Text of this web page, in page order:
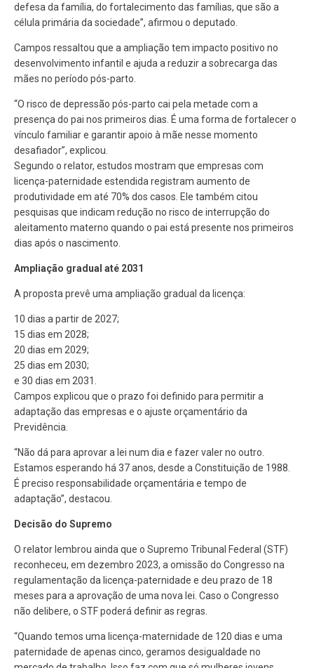
defesa da família, do fortalecimento das famílias, que são a
célula primária da sociedade”, afirmou o deputado.
Campos ressaltou que a ampliação tem impacto positivo no
desenvolvimento infantil e ajuda a reduzir a sobrecarga das
mães no período pós-parto.
“O risco de depressão pós-parto cai pela metade com a
presença do pai nos primeiros dias. É uma forma de fortalecer o
vínculo familiar e garantir apoio à mãe nesse momento
desafiador”, explicou.
Segundo o relator, estudos mostram que empresas com
licença-paternidade estendida registram aumento de
produtividade em até 70% dos casos. Ele também citou
pesquisas que indicam redução no risco de interrupção do
aleitamento materno quando o pai está presente nos primeiros
dias após o nascimento.
Ampliação gradual até 2031
A proposta prevê uma ampliação gradual da licença:
10 dias a partir de 2027;
15 dias em 2028;
20 dias em 2029;
25 dias em 2030;
e 30 dias em 2031.
Campos explicou que o prazo foi definido para permitir a
adaptação das empresas e o ajuste orçamentário da
Previdência.
“Não dá para aprovar a lei num dia e fazer valer no outro.
Estamos esperando há 37 anos, desde a Constituição de 1988.
É preciso responsabilidade orçamentária e tempo de
adaptação”, destacou.
Decisão do Supremo
O relator lembrou ainda que o Supremo Tribunal Federal (STF)
reconheceu, em dezembro 2023, a omissão do Congresso na
regulamentação da licença-paternidade e deu prazo de 18
meses para a aprovação de uma nova lei. Caso o Congresso
não delibere, o STF poderá definir as regras.
“Quando temos uma licença-maternidade de 120 dias e uma
paternidade de apenas cinco, geramos desigualdade no